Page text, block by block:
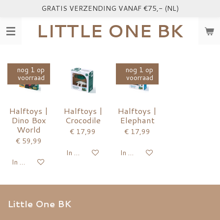
naar
LITTLE ONE BK
GRATIS VERZENDING VANAF €75,- (NL)
nog 1 op
voorraad
Halftoys |
Dino Box
World
€ 59,99
In winkelwagen
Halftoys |
Crocodile
€ 17,99
In winkelwagen
nog 1 op
voorraad
Halftoys |
Elephant
€ 17,99
In winkelwagen
Little One BK